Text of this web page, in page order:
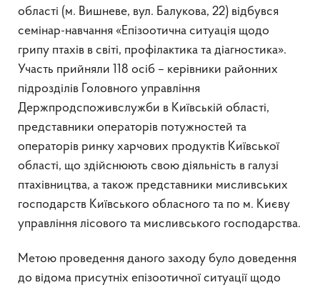
області (м. Вишневе, вул. Балукова, 22) відбувся
семінар-навчання «Епізоотична ситуація щодо
грипу птахів в світі, профілактика та діагностика».
Участь прийняли 118 осіб – керівники районних
підрозділів Головного управління
Держпродспоживслужби в Київській області,
представники операторів потужностей та
операторів ринку харчових продуктів Київської
області, що здійснюють свою діяльність в галузі
птахівництва, а також представники мисливських
господарств Київського обласного та по м. Києву
управління лісового та мисливського господарства.
Метою проведення даного заходу було доведення
до відома присутніх епізоотичної ситуації щодо